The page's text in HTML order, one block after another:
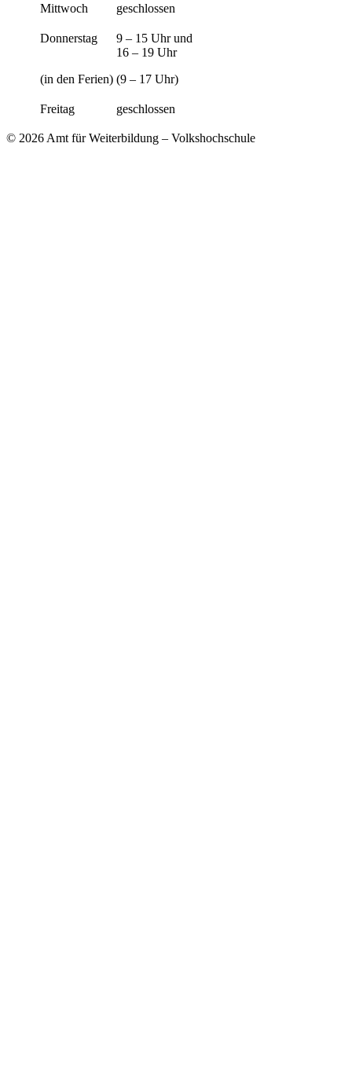
Mittwoch
geschlossen
Donnerstag
(in den Ferien)
9 – 15 Uhr und
16 – 19 Uhr
(9 – 17 Uhr)
Freitag geschlossen
© 2026 Amt für Weiterbildung – Volkshochschule